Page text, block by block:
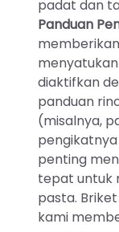
padat dan
Panduan
diaktifkan
panduan
(misalnya,
penting
tepat untuk
pasta.
kami